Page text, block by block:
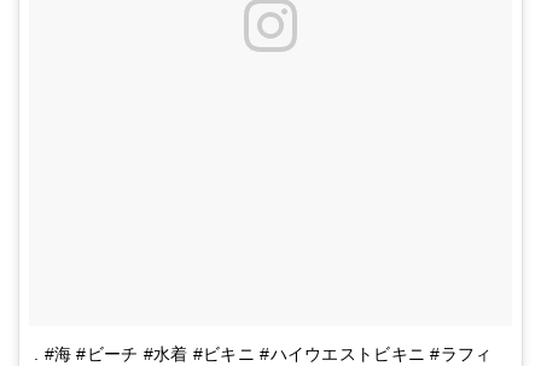
. #海 #ビーチ #水着 #ビキニ #ハイウエストビキニ #ラフィ